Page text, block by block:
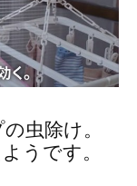
虫除け。
うです。